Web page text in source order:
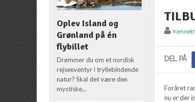
DEL PÅ
Foråret
nu er der
Oplev Island og
Grønland på én
flybillet
Drømmer du om et nordisk
rejseeventyr i tryllebindende
natur? Skal det være den
mystiske...